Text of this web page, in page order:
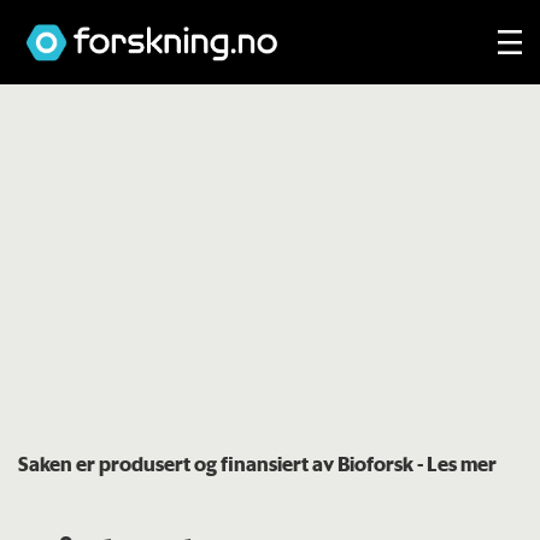
Saken er produsert og finansiert av Bioforsk- Les mer